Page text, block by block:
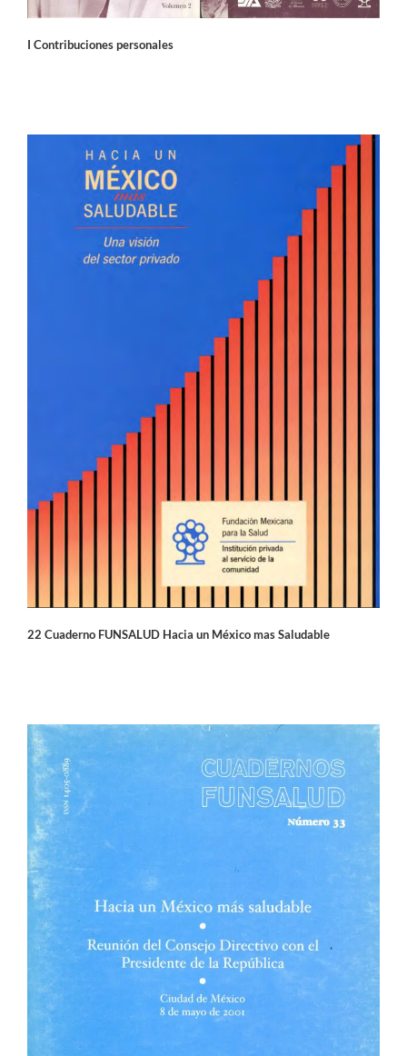
I Contribuciones personales
22 Cuaderno FUNSALUD Hacia un México mas Saludable